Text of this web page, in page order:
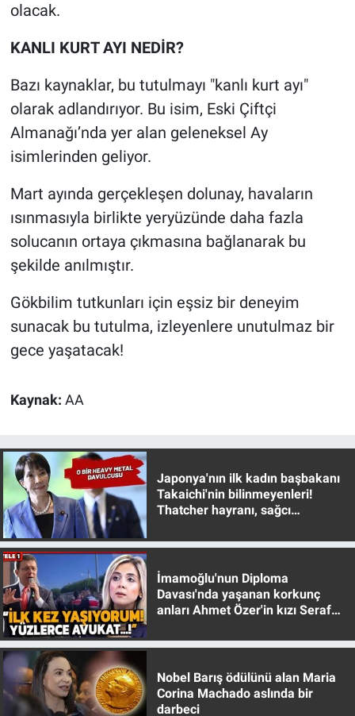
olacak.
KANLI KURT AYI NEDİR?
Bazı kaynaklar, bu tutulmayı "kanlı kurt ayı"
olarak adlandırıyor. Bu isim, Eski Çiftçi
Almanağı’nda yer alan geleneksel Ay
isimlerinden geliyor.
Mart ayında gerçekleşen dolunay, havaların
ısınmasıyla birlikte yeryüzünde daha fazla
solucanın ortaya çıkmasına bağlanarak bu
şekilde anılmıştır.
Gökbilim tutkunları için eşsiz bir deneyim
sunacak bu tutulma, izleyenlere unutulmaz bir
gece yaşatacak!
Kaynak: AA
Japonya'nın ilk kadın başbakanı
Takaichi'nin bilinmeyenleri!
Thatcher hayranı, sağcı
İmamoğlu'nun Diploma
Davası'nda yaşanan korkunç
anları Ahmet Özer'in kızı Seraf
Nobel Barış ödülünü alan Maria
Corina Machado aslında bir
darbeci
Yerel Yaşam